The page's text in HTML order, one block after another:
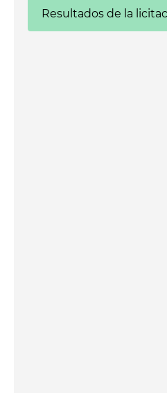
Resultados de la